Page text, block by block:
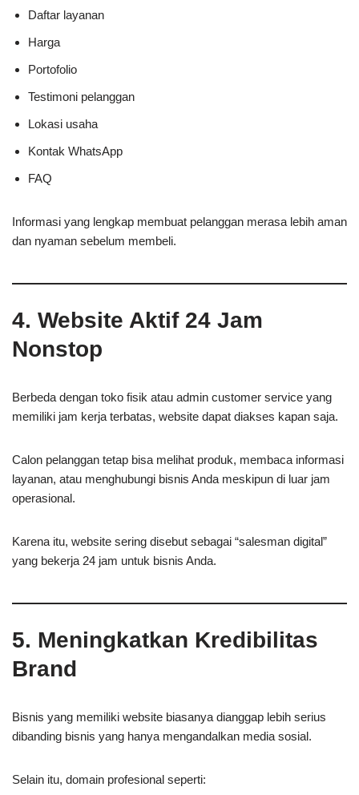
Daftar layanan
Harga
Portofolio
Testimoni pelanggan
Lokasi usaha
Kontak WhatsApp
FAQ
Informasi yang lengkap membuat pelanggan merasa lebih aman
dan nyaman sebelum membeli.
4. Website Aktif 24 Jam
Nonstop
Berbeda dengan toko fisik atau admin customer service yang
memiliki jam kerja terbatas, website dapat diakses kapan saja.
Calon pelanggan tetap bisa melihat produk, membaca informasi
layanan, atau menghubungi bisnis Anda meskipun di luar jam
operasional.
Karena itu, website sering disebut sebagai “salesman digital”
yang bekerja 24 jam untuk bisnis Anda.
5. Meningkatkan Kredibilitas
Brand
Bisnis yang memiliki website biasanya dianggap lebih serius
dibanding bisnis yang hanya mengandalkan media sosial.
Selain itu, domain profesional seperti: